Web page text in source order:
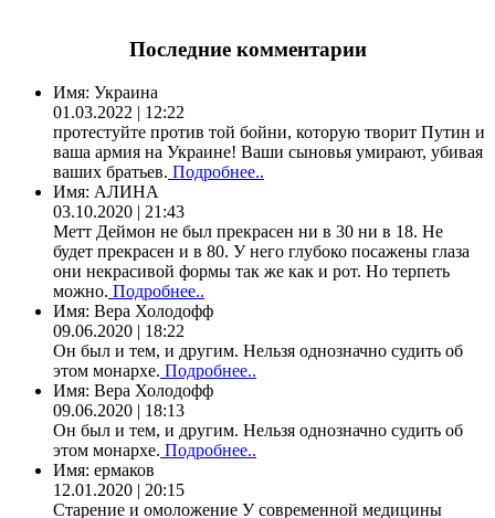
Последние комментарии
Имя: Украина
01.03.2022 | 12:22
протестуйте против той бойни, которую творит Путин и
ваша армия на Украине! Ваши сыновья умирают, убивая
ваших братьев. Подробнее..
Имя: АЛИНА
03.10.2020 | 21:43
Метт Деймон не был прекрасен ни в 30 ни в 18. Не
будет прекрасен и в 80. У него глубоко посажены глаза
они некрасивой формы так же как и рот. Но терпеть
можно. Подробнее..
Имя: Вера Холодофф
09.06.2020 | 18:22
Он был и тем, и другим. Нельзя однозначно судить об
этом монархе. Подробнее..
Имя: Вера Холодофф
09.06.2020 | 18:13
Он был и тем, и другим. Нельзя однозначно судить об
этом монархе. Подробнее..
Имя: ермаков
12.01.2020 | 20:15
Старение и омоложение У современной медицины